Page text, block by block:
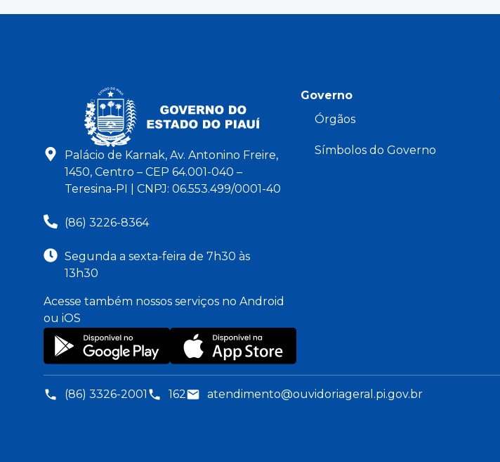
Palácio de Karnak, Av. Antonino Freire,
1450, Centro – CEP 64.001-040 –
Teresina-PI | CNPJ: 06.553.499/0001-40
(86) 3226-8364
Segunda a sexta-feira de 7h30 às
13h30
Acesse também nossos serviços no Android
ou iOS
Governo
Órgãos
Símbolos do Governo
(86) 3326-2001 162 atendimento@ouvidoriageral.pi.gov.br